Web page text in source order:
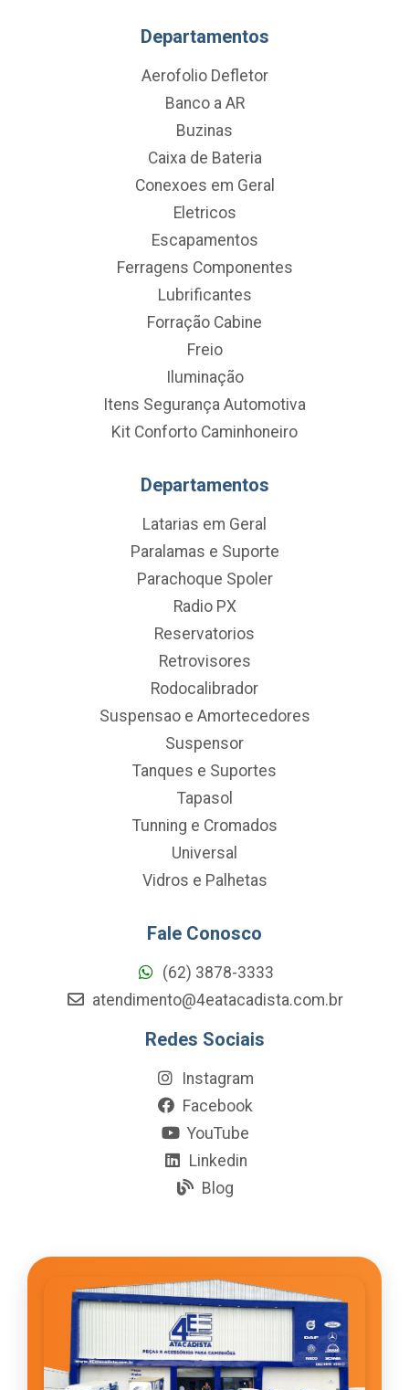
Departamentos
Aerofolio Defletor
Banco a AR
Buzinas
Caixa de Bateria
Conexoes em Geral
Eletricos
Escapamentos
Ferragens Componentes
Lubrificantes
Forração Cabine
Freio
Iluminação
Itens Segurança Automotiva
Kit Conforto Caminhoneiro
Departamentos
Latarias em Geral
Paralamas e Suporte
Parachoque Spoler
Radio PX
Reservatorios
Retrovisores
Rodocalibrador
Suspensao e Amortecedores
Suspensor
Tanques e Suportes
Tapasol
Tunning e Cromados
Universal
Vidros e Palhetas
Fale Conosco
(62) 3878-3333
atendimento@4eatacadista.com.br
Redes Sociais
Instagram
Facebook
YouTube
Linkedin
Blog